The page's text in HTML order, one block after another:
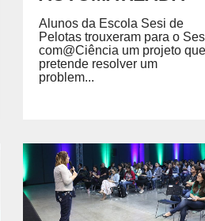
Alunos da Escola Sesi de
Pelotas trouxeram para o
com@Ciência um projeto que
pretende resolver um
problem...